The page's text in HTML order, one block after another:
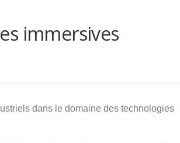
Español
immersives
dans le domaine des technologies